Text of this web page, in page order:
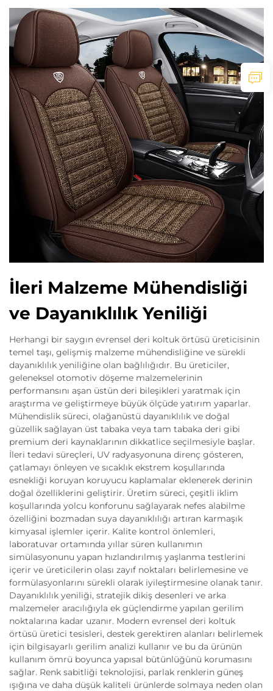
İleri Malzeme Mühendisliği
ve Dayanıklılık Yeniliği
Herhangi bir saygın evrensel deri koltuk örtüsü üreticisinin
temel taşı, gelişmiş malzeme mühendisliğine ve sürekli
dayanıklılık yeniliğine olan bağlılığıdır. Bu üreticiler,
geleneksel otomotiv döşeme malzemelerinin
performansını aşan üstün deri bileşikleri yaratmak için
araştırma ve geliştirmeye büyük ölçüde yatırım yaparlar.
Mühendislik süreci, olağanüstü dayanıklılık ve doğal
güzellik sağlayan üst tabaka veya tam tabaka deri gibi
premium deri kaynaklarının dikkatlice seçilmesiyle başlar.
İleri tedavi süreçleri, UV radyasyonuna direnç gösteren,
çatlamayı önleyen ve sıcaklık ekstrem koşullarında
esnekliği koruyan koruyucu kaplamalar eklenerek derinin
doğal özelliklerini geliştirir. Üretim süreci, çeşitli iklim
koşullarında yolcu konforunu sağlayarak nefes alabilme
özelliğini bozmadan suya dayanıklılığı artıran karmaşık
kimyasal işlemler içerir. Kalite kontrol önlemleri,
laboratuvar ortamında yıllar süren kullanımın
simülasyonunu yapan hızlandırılmış yaşlanma testlerini
içerir ve üreticilerin olası zayıf noktaları belirlemesine ve
formülasyonlarını sürekli olarak iyileştirmesine olanak tanır.
Dayanıklılık yeniliği, stratejik dikiş desenleri ve arka
malzemeler aracılığıyla ek güçlendirme yapılan gerilim
noktalarına kadar uzanır. Modern evrensel deri koltuk
örtüsü üretici tesisleri, destek gerektiren alanları belirlemek
için bilgisayarlı gerilim analizi kullanır ve bu da ürünün
kullanım ömrü boyunca yapısal bütünlüğünü korumasını
sağlar. Renk sabitliği teknolojisi, parlak renklerin güneş
ışığına ve daha düşük kaliteli ürünlerde solmaya neden olan